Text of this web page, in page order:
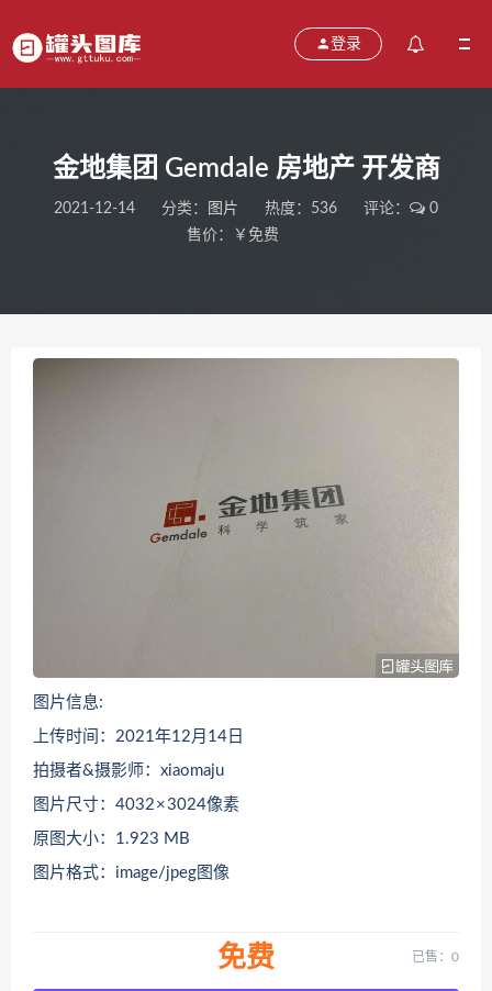
登录
金地集团 Gemdale 房地产 开发商
2021-12-14 分类： 图片 热度：536 评论：
0
售价：￥免费
图片信息:
上传时间：2021年12月14日
拍摄者&摄影师：xiaomaju
图片尺寸：4032 × 3024像素
原图大小：1.923 MB
图片格式：image/jpeg图像
免费 已售：0